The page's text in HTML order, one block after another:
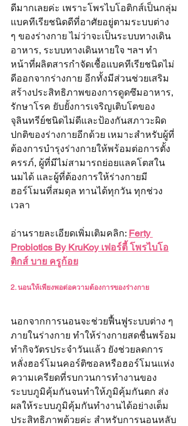
ดีมากเลยค่ะ เพราะโพรไบโอติกส์เป็นกลุ่ม
แบคทีเรียชนิดดีที่อาศัยอยู่ตามระบบต่าง
ๆ ของร่างกาย ไม่ว่าจะเป็นระบบทางเดิน
อาหาร, ระบบทางเดินหายใจ ฯลฯ ทำ
หน้าที่ผลิตสารกำจัดเชื้อแบคทีเรียชนิดไม่
ดีออกจากร่างกาย อีกทั้งมีส่วนช่วยเสริม
สร้างประสิทธิภาพของการดูดซึมอาหาร,
รักษาโรค ยับยั้งการเจริญเติบโตของ
จุลินทรีย์ชนิดไม่ดีและป้องกันสภาวะผิด
ปกติของร่างกายอีกด้วย เหมาะสำหรับผู้ที่
ต้องการบำรุงร่างกายให้พร้อมต่อการตั้ง
ครรภ์, ผู้ที่มีไม่สามารถย่อยแลคโตสใน
นมได้ และผู้ที่ต้องการให้ร่างกายมี
ฮอร์โมนที่สมดุล ทานได้ทุกวัน ทุกช่วง
เวลา
อ่านรายละเอียดเพิ่มเติมคลิก: Ferty
Probiotics By KruKoy เฟอร์ตี้ โพรไบโอ
ติกส์ บาย ครูก้อย
2. นอนให้เพียงพอต่อความต้องการของร่างกาย
นอกจากการนอนจะช่วยฟื้นฟูระบบต่าง ๆ
ภายในร่างกาย ทำให้ร่างกายสดชื่นพร้อม
ทำกิจวัตรประจำวันแล้ว ยังช่วยลดการ
หลั่งฮอร์โมนคอร์ติซอลหรือฮอร์โมนแห่ง
ความเครียดที่รบกวนการทำงานของ
ระบบภูมิคุ้มกันจนทำให้ภูมิคุ้มกันตก ส่ง
ผลให้ระบบภูมิคุ้มกันทำงานได้อย่างเต็ม
ประสิทธิภาพด้วยค่ะ สำหรับการนอนหลับ